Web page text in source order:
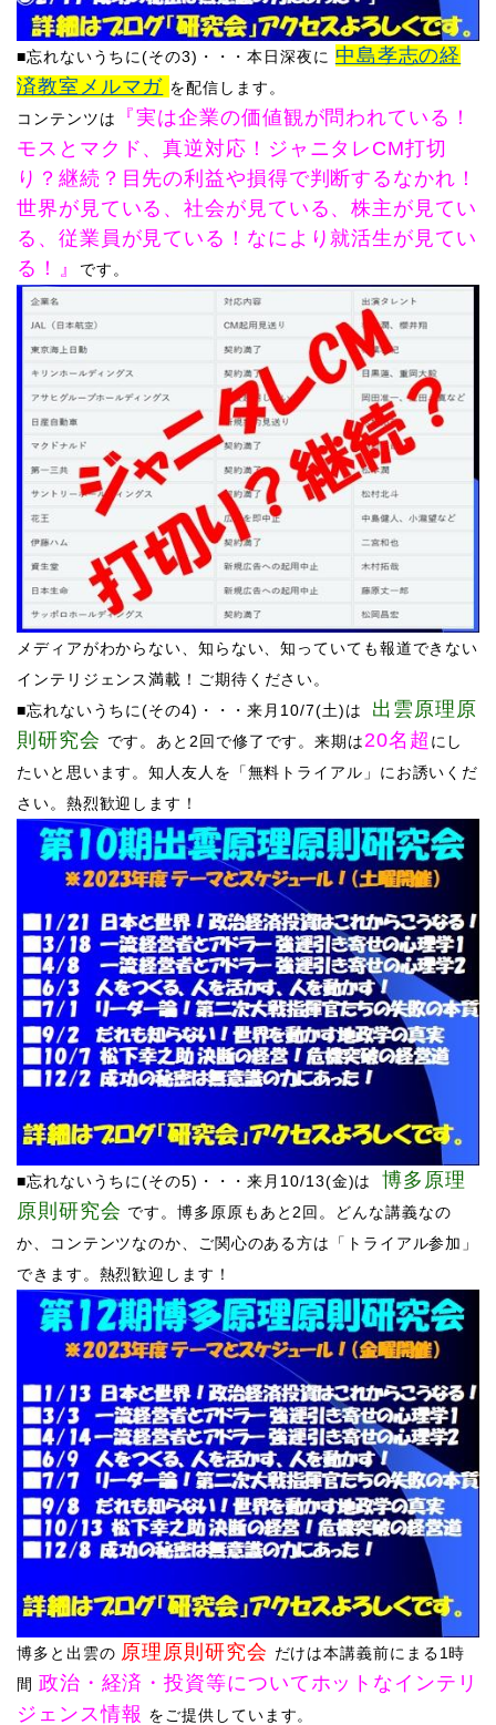
■忘れないうちに(その3)・・・本日深夜に 中島孝志の経
済教室メルマガ を配信します。
コンテンツは
『実は企業の価値観が問われている！
モスとマクド、真逆対応！ジャニタレCM打切
り？継続？目先の利益や損得で判断するなかれ！
世界が見ている、社会が見ている、株主が見てい
る、従業員が見ている！なにより就活生が見てい
る！ 』 です。
メディアがわからない、知らない、知っていても報道できない
インテリジェンス満載 ！ご期待ください。
■忘れないうちに(その4)・・・来月10/7(土)は
出雲原理原
則研究会 です。 あと2回で修了です。来期は20名超 にし
たいと思います。知人友人を「無料トライアル」にお誘いくだ
さい。熱烈歓迎します ！
■忘れないうちに(その5)・・・来月10/13(金)は
博多原理
原則研究会 です。博多原原もあと2回。どんな講義なの
か、コンテンツなのか、ご関心のある方は「トライアル参加」
できます。熱烈歓迎します ！
博多と出雲の 原理原則研究会 だけは本講義前にまる1時
間 政治・経済・投資等についてホットなインテリ
ジェンス情報 をご提供しています。